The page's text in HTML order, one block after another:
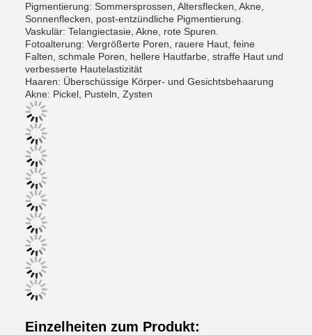
Pigmentierung: Sommersprossen, Altersflecken, Akne,
Sonnenflecken, post-entzündliche Pigmentierung.
Vaskulär: Telangiectasie, Akne, rote Spuren.
Fotoalterung: Vergrößerte Poren, rauere Haut, feine
Falten, schmale Poren, hellere Hautfarbe, straffe Haut und
verbesserte Hautelastizität
Haaren: Überschüssige Körper- und Gesichtsbehaarung
Akne: Pickel, Pusteln, Zysten
Einzelheiten zum Produkt: